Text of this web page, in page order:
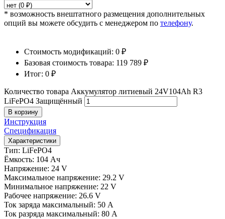
* возможность внештатного размещения дополнительных
опций вы можете обсудить с менеджером по телефону.
Стоимость модификаций: 0 ₽
Базовая стоимость товара: 119 789 ₽
Итог: 0 ₽
Количество товара Аккумулятор литиевый 24V104Ah R3
LiFePO4 Защищённый
В корзину
Инструкция
Спецификация
Характеристики
Тип: LiFePO4
Ёмкость: 104 Ач
Напряжение: 24 V
Максимальное напряжение: 29.2 V
Минимальное напряжение: 22 V
Рабочее напряжение: 26.6 V
Ток заряда максимальный: 50 A
Ток разряда максимальный: 80 A